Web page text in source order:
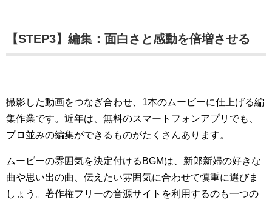
【STEP3】編集：面白さと感動を倍増させる
撮影した動画をつなぎ合わせ、1本のムービーに仕上げる編
集作業です。近年は、無料のスマートフォンアプリでも、
プロ並みの編集ができるものがたくさんあります。
ムービーの雰囲気を決定付けるBGMは、新郎新婦の好きな
曲や思い出の曲、伝えたい雰囲気に合わせて慎重に選びま
しょう。著作権フリーの音源サイトを利用するのも一つの